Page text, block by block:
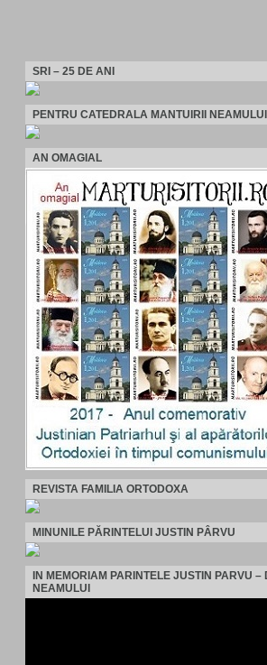
SRI – 25 DE ANI
PENTRU CATEDRALA MANTUIRII NEAMULUI
AN OMAGIAL
REVISTA FAMILIA ORTODOXA
MINUNILE PĂRINTELUI JUSTIN PÂRVU
IN MEMORIAM PARINTELE JUSTIN PARVU –
NEAMULUI